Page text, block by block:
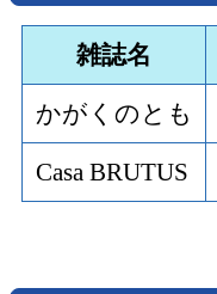
雑誌名
かがくのとも
Casa BRUTUS